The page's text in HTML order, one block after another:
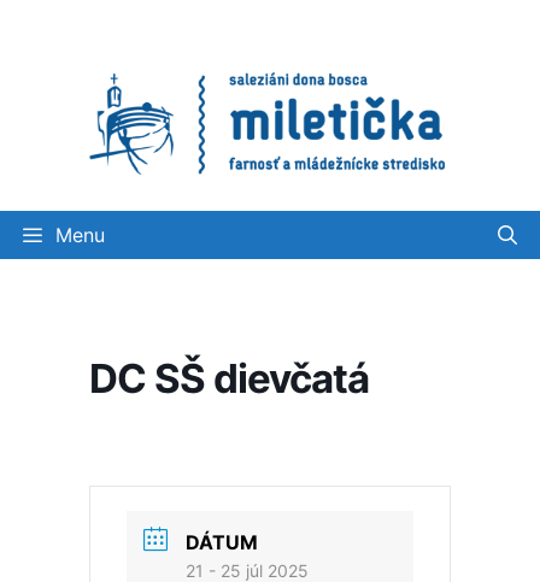
Menu
DC SŠ dievčatá
DÁTUM
21 - 25 júl 2025